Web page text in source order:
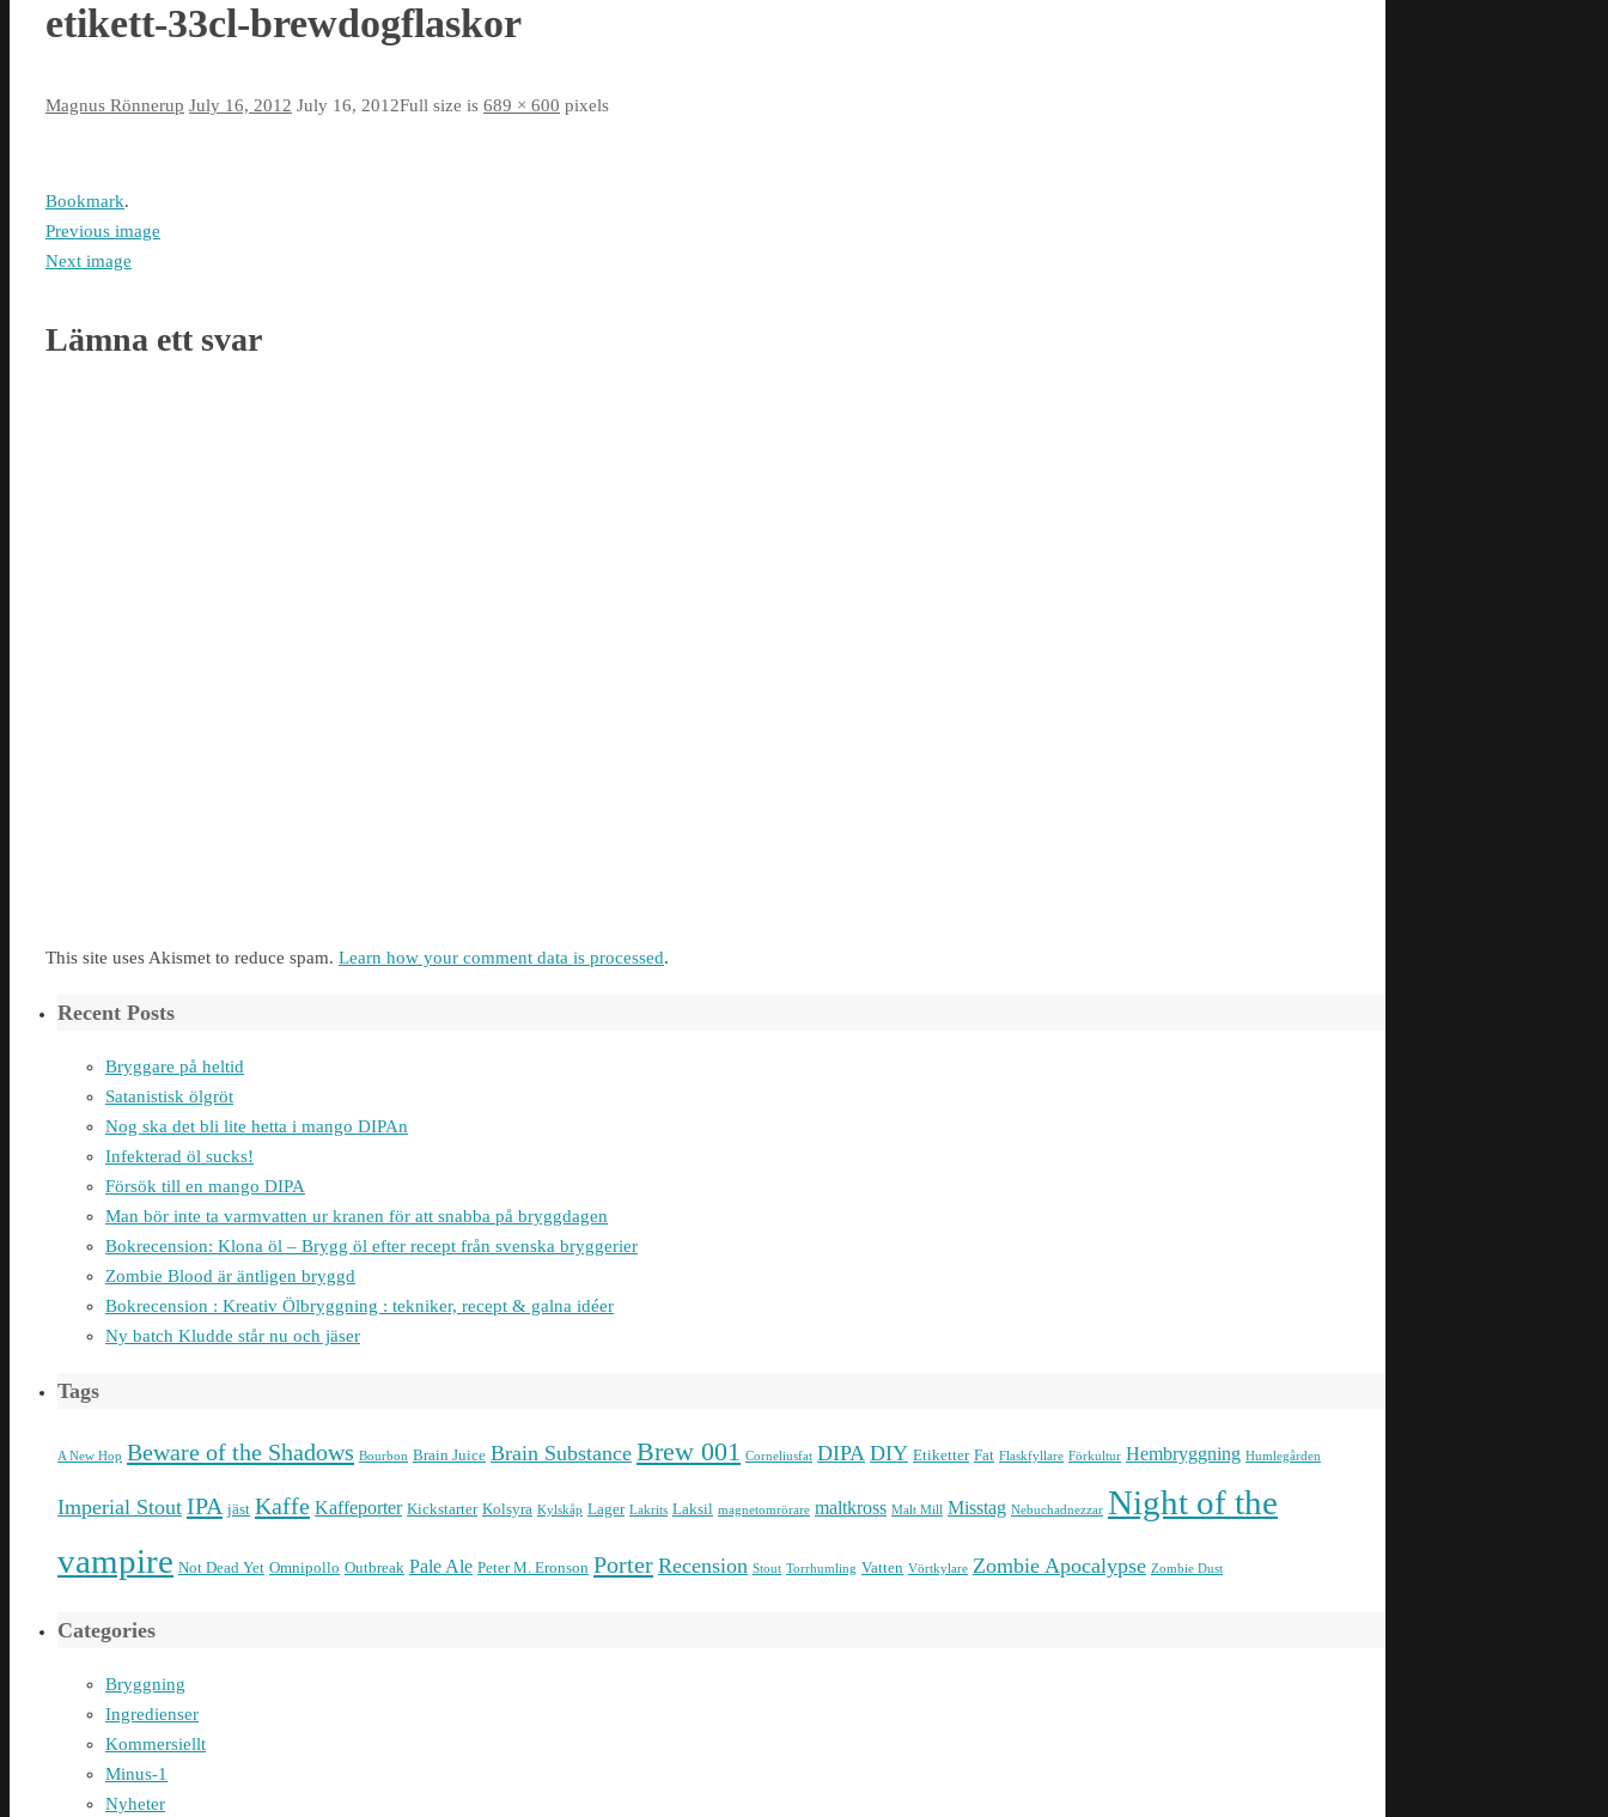
etikett-33cl-brewdogflaskor
Magnus Rönnerup July 16, 2012 July 16, 2012Full size is 689 × 600 pixels
Bookmark.
Previous image
Next image
Lämna ett svar
This site uses Akismet to reduce spam. Learn how your comment data is processed.
Recent Posts
Bryggare på heltid
Satanistisk ölgröt
Nog ska det bli lite hetta i mango DIPAn
Infekterad öl sucks!
Försök till en mango DIPA
Man bör inte ta varmvatten ur kranen för att snabba på bryggdagen
Bokrecension: Klona öl – Brygg öl efter recept från svenska bryggerier
Zombie Blood är äntligen bryggd
Bokrecension : Kreativ Ölbryggning : tekniker, recept & galna idéer
Ny batch Kludde står nu och jäser
Tags
A New Hop Beware of the Shadows Bourbon Brain Juice Brain Substance Brew 001 Corneliusfat DIPA DIY Etiketter Fat Flaskfyllare Förkultur Hembryggning Humlegården
Imperial Stout IPA jäst Kaffe Kaffeporter Kickstarter Kolsyra Kylskåp Lager Lakrits Laksil magnetomrörare maltkross Malt Mill Misstag Nebuchadnezzar Night of the
vampire Not Dead Yet Omnipollo Outbreak Pale Ale Peter M. Eronson Porter Recension Stout Torrhumling Vatten Vörtkylare Zombie Apocalypse Zombie Dust
Categories
Bryggning
Ingredienser
Kommersiellt
Minus-1
Nyheter